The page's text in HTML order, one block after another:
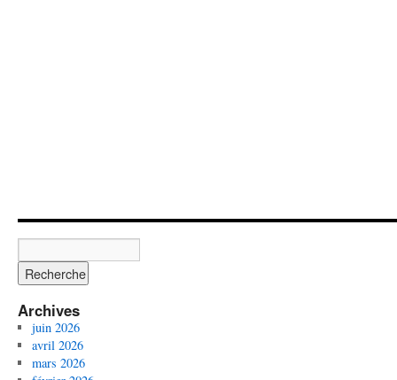
Archives
juin 2026
avril 2026
mars 2026